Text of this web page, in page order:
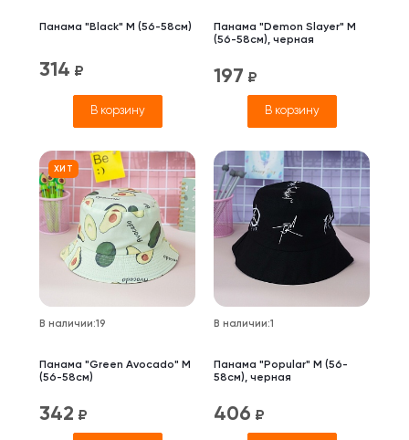
Панама "Black" M (56-58см)
314 ₽
В корзину
Панама "Demon Slayer" M
(56-58см), черная
197 ₽
В корзину
ХИТ
В наличии:19
Панама "Green Avocado" M
(56-58см)
342 ₽
В наличии:1
Панама "Popular" M (56-
58см), черная
406 ₽